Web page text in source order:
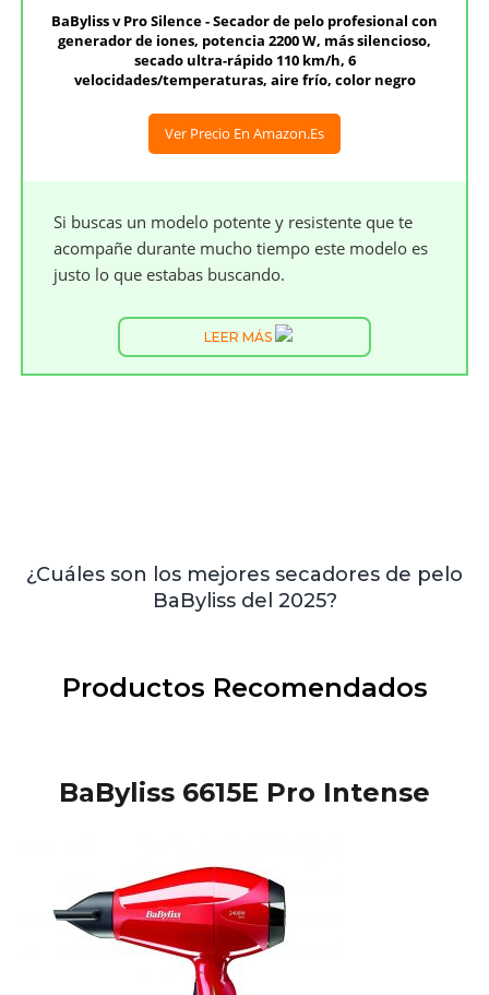
BaByliss v Pro Silence - Secador de pelo profesional con
generador de iones, potencia 2200 W, más silencioso,
secado ultra-rápido 110 km/h, 6
velocidades/temperaturas, aire frío, color negro
Ver Precio En Amazon.es
Si buscas un modelo potente y resistente que te
acompañe durante mucho tiempo este modelo es
justo lo que estabas buscando.
LEER MÁS
¿Cuáles son los mejores secadores de pelo
BaByliss del 2025?
Productos Recomendados
BaByliss 6615E Pro Intense